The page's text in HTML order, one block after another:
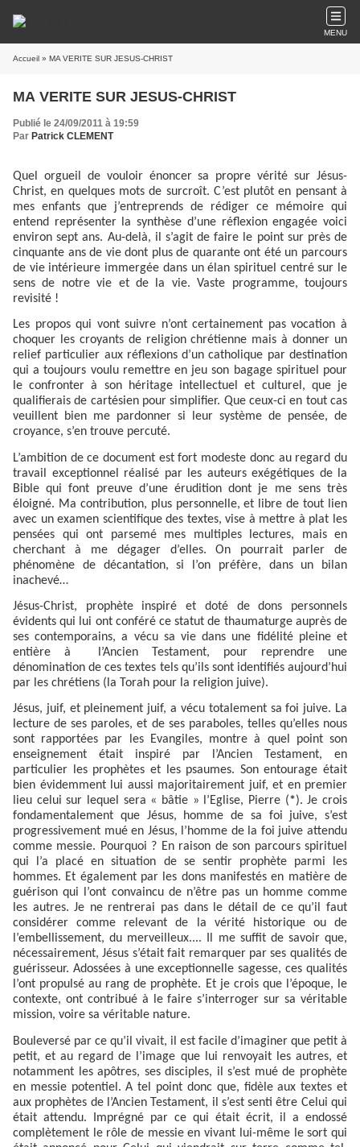
MENU
Accueil » MA VERITE SUR JESUS-CHRIST
MA VERITE SUR JESUS-CHRIST
Publié le 24/09/2011 à 19:59
Par Patrick CLEMENT
Quel orgueil de vouloir énoncer sa propre vérité sur Jésus-
Christ, en quelques mots de surcroît. C’est plutôt en pensant à
mes enfants que j’entreprends de rédiger ce mémoire qui
entend représenter la synthèse d’une réflexion engagée voici
environ sept ans. Au-delà, il s’agit de faire le point sur près de
cinquante ans de vie dont plus de quarante ont été un parcours
de vie intérieure immergée dans un élan spirituel centré sur le
sens de notre vie et de la vie. Vaste programme, toujours
revisité !
Les propos qui vont suivre n’ont certainement pas vocation à
choquer les croyants de religion chrétienne mais à donner un
relief particulier aux réflexions d’un catholique par destination
qui a toujours voulu remettre en jeu son bagage spirituel pour
le confronter à son héritage intellectuel et culturel, que je
qualifierais de cartésien pour simplifier. Que ceux-ci en tout cas
veuillent bien me pardonner si leur système de pensée, de
croyance, s’en trouve percuté.
L’ambition de ce document est fort modeste donc au regard du
travail exceptionnel réalisé par les auteurs exégétiques de la
Bible qui font preuve d’une érudition dont je me sens très
éloigné. Ma contribution, plus personnelle, et libre de tout lien
avec un examen scientifique des textes, vise à mettre à plat les
pensées qui ont parsemé mes multiples lectures, mais en
cherchant à me dégager d’elles. On pourrait parler de
phénomène de décantation, si l’on préfère, dans un bilan
inachevé…
Jésus-Christ, prophète inspiré et doté de dons personnels
évidents qui lui ont conféré ce statut de thaumaturge auprès de
ses contemporains, a vécu sa vie dans une fidélité pleine et
entière à
l’Ancien Testament, pour reprendre une
dénomination de ces textes tels qu’ils sont identifiés aujourd’hui
par les chrétiens (la Torah pour la religion juive).
Jésus, juif, et pleinement juif, a vécu totalement sa foi juive. La
lecture de ses paroles, et de ses paraboles, telles qu’elles nous
sont rapportées par les Evangiles, montre à quel point son
enseignement était inspiré par l’Ancien Testament, en
particulier les prophètes et les psaumes. Son entourage était
bien évidemment lui aussi majoritairement juif, et en premier
lieu celui sur lequel sera « bâtie » l’Eglise, Pierre (*). Je crois
fondamentalement que Jésus, homme de sa foi juive, s’est
progressivement mué en Jésus, l’homme de la foi juive attendu
comme messie. Pourquoi ? En raison de son parcours spirituel
qui l’a placé en situation de se sentir prophète parmi les
hommes. Et également par les dons manifestés en matière de
guérison qui l’ont convaincu de n’être pas un homme comme
les autres. Je ne rentrerai pas dans le détail de ce qu’il faut
considérer comme relevant de la vérité historique ou de
l’embellissement, du merveilleux.... Il me suffit de savoir que,
nécessairement, Jésus s’était fait remarquer par ses qualités de
guérisseur. Adossées à une exceptionnelle sagesse, ces qualités
l’ont propulsé au rang de prophète. Et je crois que l’époque, le
contexte, ont contribué à le faire s’interroger sur sa véritable
mission, voire sa véritable nature.
Bouleversé par ce qu’il vivait, il est facile d’imaginer que petit à
petit, et au regard de l’image que lui renvoyait les autres, et
notamment les apôtres, ses disciples, il s’est mué de prophète
en messie potentiel. A tel point donc que, fidèle aux textes et
aux prophètes de l’Ancien Testament, il s’est senti être Celui qui
était attendu. Imprégné par ce qui était écrit, il a endossé
complètement le rôle de messie en vivant lui-même le sort qui